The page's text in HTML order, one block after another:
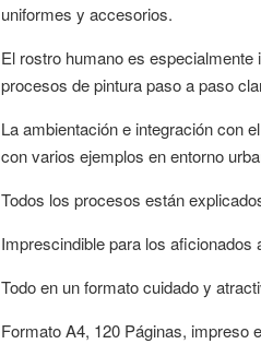
uniformes y accesorios.
El rostro humano es
procesos de pintura paso a paso
La ambientación e integración con
con varios ejemplos en entorno
Todos los procesos están
Imprescindible para los
Todo en un formato cuidado y
Formato A4, 120 Páginas, impreso